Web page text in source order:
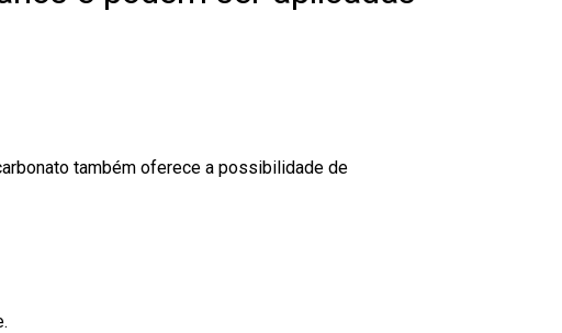
também oferece a possibilidade de